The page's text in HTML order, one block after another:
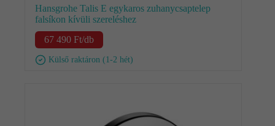
Hansgrohe Talis E egykaros zuhanycsaptelep
falsíkon kívüli szereléshez
67 490 Ft/db
Külső raktáron (1-2 hét)